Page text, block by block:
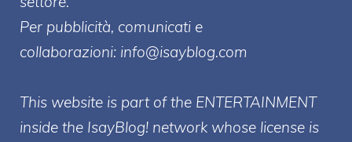
Per pubblicità, comunicati e
collaborazioni: info@isayblog.com
This website is part of the ENTERTAINMENT
inside the IsayBlog! network whose license is